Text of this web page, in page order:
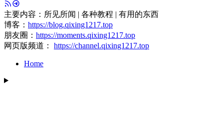
主要内容：所见所闻 | 各种教程 | 有用的东西
博客： https://blog.qixing1217.top
朋友圈： https://moments.qixing1217.top
网页版频道： https://channel.qixing1217.top
Home